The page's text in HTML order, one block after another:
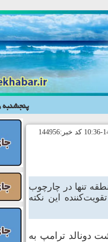
پنجشنبه 15 مرداد 1405-21:42
تنها در چارچوب
این نکته
دونالد ترامپ به